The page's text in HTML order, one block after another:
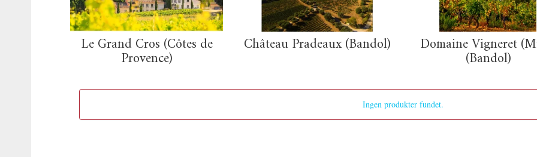
Le Grand Cros (Côtes de
Provence)
Château Pradeaux (Bandol) Domaine Vigneret
(Bandol)
Ingen produkter fundet.